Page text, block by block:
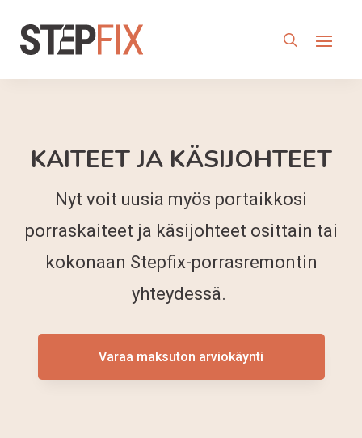
KAITEET JA KÄSIJOHTEET
Nyt voit uusia myös portaikkosi
porraskaiteet ja käsijohteet osittain tai
kokonaan Stepfix-porrasremontin
yhteydessä.
Varaa maksuton arviokäynti